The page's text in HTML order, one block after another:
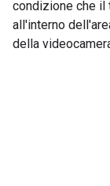
condizione che il
all'interno
della